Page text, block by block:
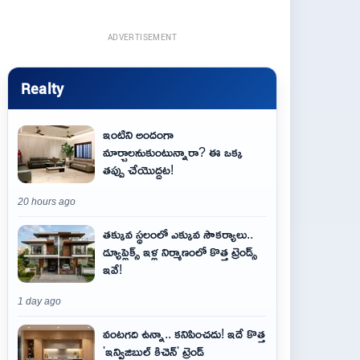
ADVERTISEMENT
Realty
ఇంటిని అందంగా
మార్చాలనుకుంటున్నారా? ఈ ఒక్క
తప్పు చేయొద్దట!
20 hours ago
తక్కువ స్థలంలో ఎక్కువ సౌకర్యాలు..
డ్యూప్లెక్స్ ఇళ్ల నిర్మాణంలో కొత్త ట్రెండ్స్
ఇవే!
1 day ago
వంటగది ఉన్నా.. కనిపించదు! ఇదే కొత్త
'ఇన్విజిబుల్ కిచెన్' ట్రెండ్